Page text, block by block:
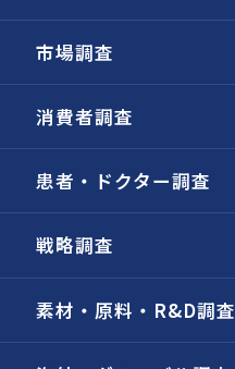
市場調査
消費者調査
患者・ドクター調査
戦略調査
素材・原料・R&D調査